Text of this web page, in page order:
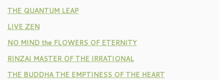
THE QUANTUM LEAP
LIVE ZEN
NO MIND the FLOWERS OF ETERNITY
RINZAI MASTER OF THE IRRATIONAL
THE BUDDHA THE EMPTINESS OF THE HEART